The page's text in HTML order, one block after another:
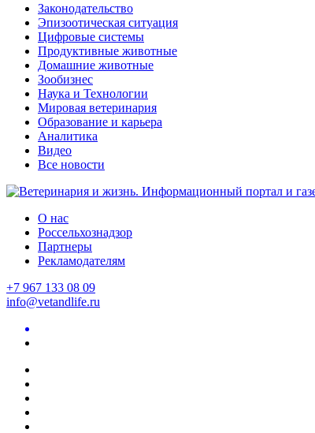
Законодательство
Эпизоотическая ситуация
Цифровые системы
Продуктивные животные
Домашние животные
Зообизнес
Наука и Технологии
Мировая ветеринария
Образование и карьера
Аналитика
Видео
Все новости
О нас
Россельхознадзор
Партнеры
Рекламодателям
+7 967 133 08 09
info@vetandlife.ru